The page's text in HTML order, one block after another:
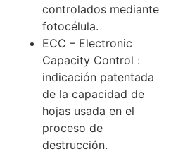
controlados mediante
fotocélula.
ECC – Electronic
Capacity Control :
indicación patentada
de la capacidad de
hojas usada en el
proceso de
destrucción.